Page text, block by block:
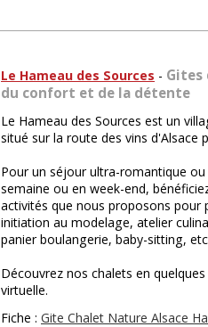
Le Hameau des Sources - Gites
du confort et de la détente
Le Hameau des Sources est un
situé sur la route des vins d'Alsace
Pour un séjour ultra-romantique
semaine ou en week-end,
activités que nous proposons pour
initiation au modelage, atelier
panier boulangerie, baby-sitting,
Découvrez nos chalets en
virtuelle.
Fiche : Gite Chalet Nature Alsace